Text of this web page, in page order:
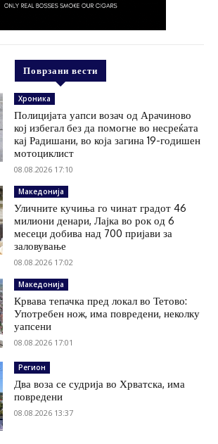
Поврзани вести
Хроника
Полицијата уапси возач од Арачиново
кој избегал без да помогне во несреќата
кај Радишани, во која загина 19-годишен
мотоциклист
08.08.2026 17:10
Македонија
Уличните кучиња го чинат градот 46
милиони денари, Лајка во рок од 6
месеци добива над 700 пријави за
заловување
08.08.2026 17:02
Македонија
Крвава тепачка пред локал во Тетово:
Употребен нож, има повредени, неколку
уапсени
08.08.2026 17:01
Регион
Два воза се судрија во Хрватска, има
повредени
08.08.2026 13:37